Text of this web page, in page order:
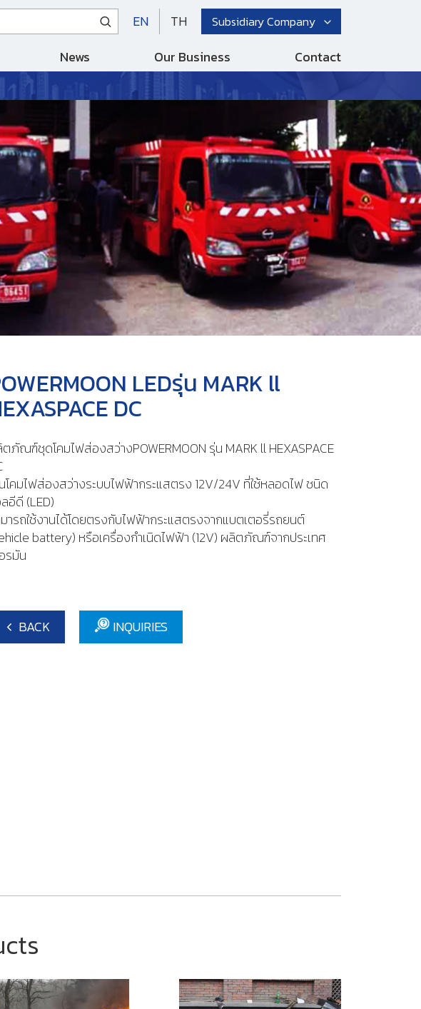
EN TH Subsidiary Company
News Our Business Contact
LEDรุ่น MARK ll
DC
ภัณฑ์ชุดโคมไฟส่องสว่างPOWERMOON รุ่น MARK ll HEXASPACE
โคมไฟส่องสว่างระบบไฟฟ้ากระแสตรง 12V/24V ที่ใช้หลอดไฟ ชนิด
อีดี (LED)
ารถใช้งานได้โดยตรงกับไฟฟ้ากระแสตรงจากแบตเตอรี่รถยนต์
battery) หรือเครื่องกำเนิดไฟฟ้า (12V) ผลิตภัณฑ์จากประเทศ
รมัน
BACK INQUIRIES